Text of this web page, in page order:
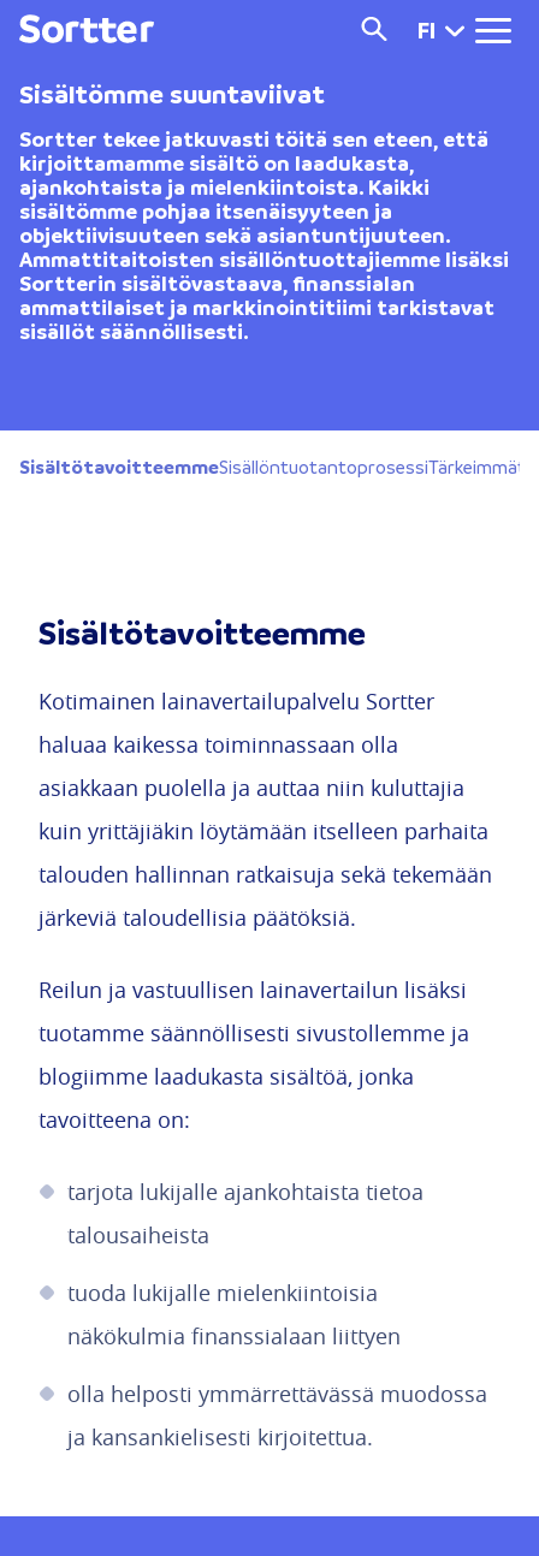
FI
Sisältömme suuntaviivat
Sortter tekee jatkuvasti töitä sen eteen, että
kirjoittamamme sisältö on laadukasta,
ajankohtaista ja mielenkiintoista. Kaikki
sisältömme pohjaa itsenäisyyteen ja
objektiivisuuteen sekä asiantuntijuuteen.
Ammattitaitoisten sisällöntuottajiemme lisäksi
Sortterin sisältövastaava, finanssialan
ammattilaiset ja markkinointitiimi tarkistavat
sisällöt säännöllisesti.
SisältötavoitteemmeSisällöntuotantoprosessiTärkeimmät
Sisältötavoitteemme
Kotimainen lainavertailupalvelu Sortter
haluaa kaikessa toiminnassaan olla
asiakkaan puolella ja auttaa niin kuluttajia
kuin yrittäjiäkin löytämään itselleen parhaita
talouden hallinnan ratkaisuja sekä tekemään
järkeviä taloudellisia päätöksiä.
Reilun ja vastuullisen lainavertailun lisäksi
tuotamme säännöllisesti sivustollemme ja
blogiimme laadukasta sisältöä, jonka
tavoitteena on:
tarjota lukijalle ajankohtaista tietoa
talousaiheista
tuoda lukijalle mielenkiintoisia
näkökulmia finanssialaan liittyen
olla helposti ymmärrettävässä muodossa
ja kansankielisesti kirjoitettua.